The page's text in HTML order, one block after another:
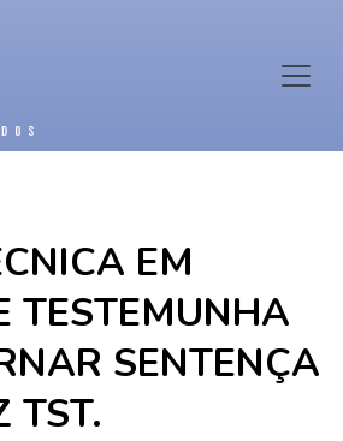
EM
TESTEMUNHA
SENTENÇA
TST.